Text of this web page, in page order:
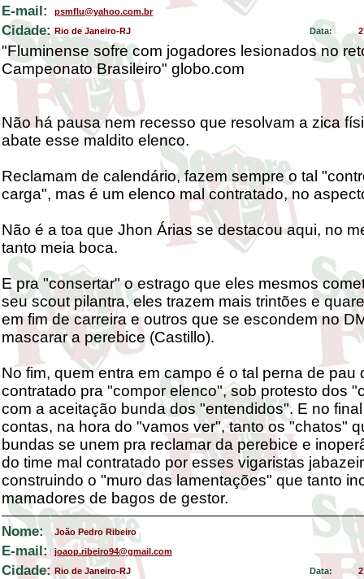
E-mail: psmflu@yahoo.com.br
Cidade: Rio de Janeiro-RJ Data:
"Fluminense sofre com jogadores lesionados no
Campeonato Brasileiro" globo.com
Não há pausa nem recesso que resolvam a zica
abate esse maldito elenco.
Reclamam de calendário, fazem sempre o tal
carga", mas é um elenco mal contratado, no
Não é a toa que Jhon Árias se destacou aqui, no
tanto meia boca.
E pra "consertar" o estrago que eles mesmos
seu scout pilantra, eles trazem mais trintões e
em fim de carreira e outros que se escondem no
mascarar a perebice (Castillo).
No fim, quem entra em campo é o tal perna de pau
contratado pra "compor elenco", sob protesto dos
com a aceitação bunda dos "entendidos". E no
contas, na hora do "vamos ver", tanto os "chatos"
bundas se unem pra reclamar da perebice e
do time mal contratado por esses vigaristas
construindo o "muro das lamentações" que tanto
mamadores de bagos de gestor.
Nome: João Pedro Ribeiro
E-mail: joaop.ribeiro94@gmail.com
Cidade: Rio de Janeiro-RJ Data: